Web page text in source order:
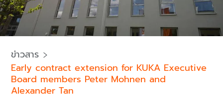
ข่าวสาร
Early contract extension for KUKA Executive
Board members Peter Mohnen and
Alexander Tan